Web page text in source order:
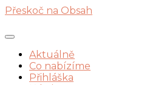
Přeskoč na Obsah
Aktuálně
Co nabízíme
Přihláška